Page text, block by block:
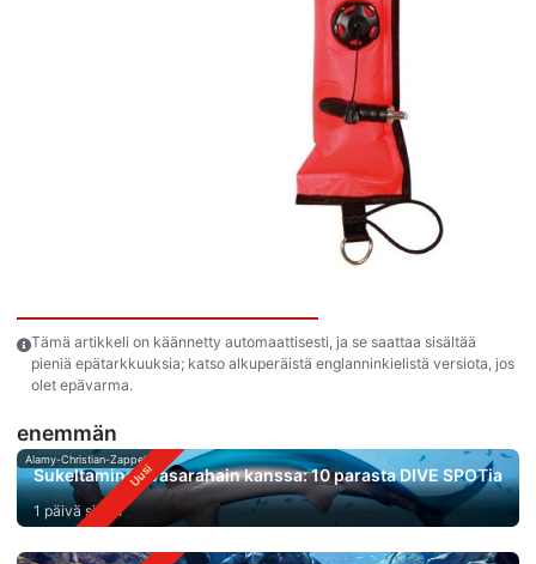
Tämä artikkeli on käännetty automaattisesti, ja se saattaa sisältää
pieniä epätarkkuuksia; katso alkuperäistä englanninkielistä versiota, jos
olet epävarma.
enemmän
Alamy-Christian-Zappel
Sukeltaminen vasarahain kanssa: 10 parasta DIVE SPOTia
1 päivä sitten